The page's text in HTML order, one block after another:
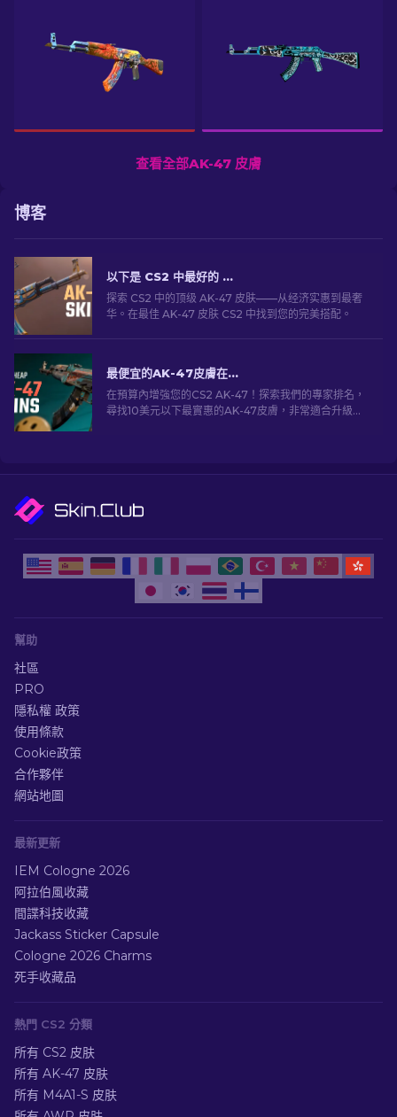
查看全部AK-47 皮膚
博客
以下是 CS2 中最好的 AK-47 外观：从便宜到昂贵
探索 CS2 中的顶级 AK-47 皮肤——从经济实惠到最奢
华。在最佳 AK-47 皮肤 CS2 中找到您的完美搭配。
最便宜的AK-47皮膚在CS2低於10美元
在預算內增強您的CS2 AK-47！探索我們的專家排名，
尋找10美元以下最實惠的AK-47皮膚，非常適合升級您
幫助
社區
PRO
隱私權 政策
使用條款
Cookie政策
合作夥伴
網站地圖
最新更新
IEM Cologne 2026
阿拉伯風收藏
間諜科技收藏
Jackass Sticker Capsule
Cologne 2026 Charms
死手收藏品
熱門 CS2 分類
所有 CS2 皮肤
所有 AK-47 皮肤
所有 M4A1-S 皮肤